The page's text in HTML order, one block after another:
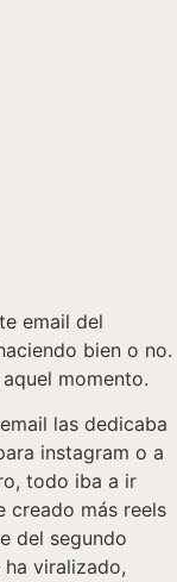
email del
bien o no.
momento.
las dedicaba
instagram o a
todo iba a ir
creado más reels
del segundo
viralizado,